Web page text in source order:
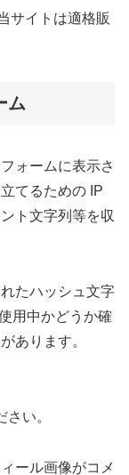
サイトは適格販
ム
ォームに表示さ
てるための IP
ト文字列等を収
たハッシュ文字
用中かどうか確
あります。
い。
ール画像がコメ